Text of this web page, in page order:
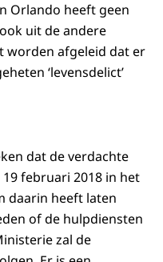
Orlando heeft geen
uit de andere
worden afgeleid dat er
‘levensdelict’
dat de verdachte
februari 2018 in het
daarin heeft laten
of de hulpdiensten
zal de